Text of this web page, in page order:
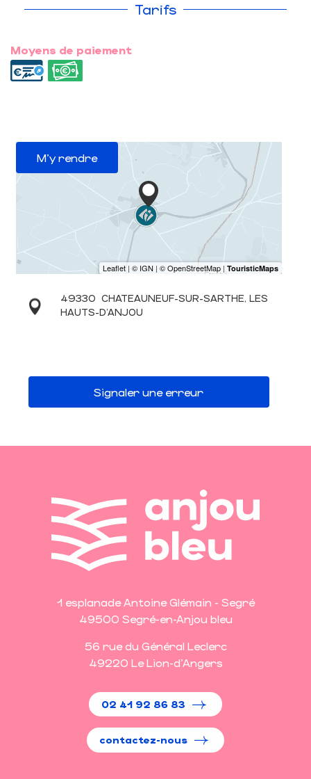
Tarifs
Moyens de paiement
M'y rendre
49330 CHATEAUNEUF-SUR-SARTHE, LES
HAUTS-D'ANJOU
Signaler une erreur
1 esplanade Antoine Glémain - Segré
49500 Segré-en-Anjou bleu
56 rue du Général Leclerc
49220 Le Lion-d'Angers
02 41 92 86 83
contactez-nous